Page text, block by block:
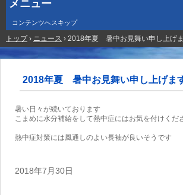
メニュー
コンテンツへスキップ
トップ › ニュース › 2018年夏 暑中お見舞い申し上げ
2018年夏 暑中お見舞い申し上げま
暑い日々が続いております
こまめに水分補給をして熱中症にはお気を付けくだ
熱中症対策には風通しのよい長袖が良いそうです
2018年7月30日